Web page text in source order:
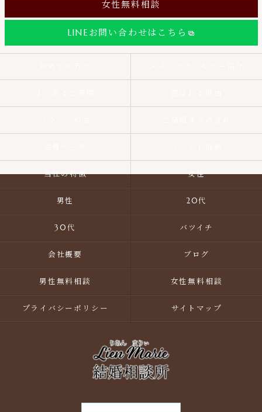
女性無料相談
LINEお問い合わせはこちら
当社の特徴 女性
男性 20代
30代 バツイチ
会社概要 ブログ
男性無料相談 女性無料相談
プライバシーポリシー サイトマップ